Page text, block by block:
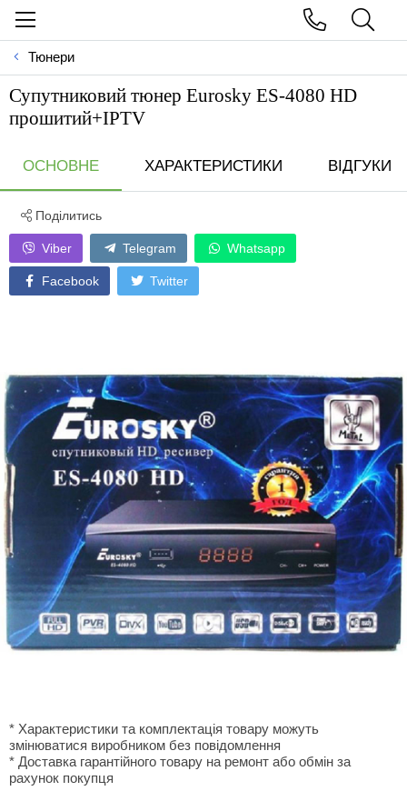
Тюнери
Супутниковий тюнер Eurosky ES-4080 HD
прошитий+IPTV
ОСНОВНЕ ХАРАКТЕРИСТИКИ ВІДГУКИ
Поділитись
Viber Telegram Whatsapp
Facebook Twitter
* Характеристики та комплектація товару можуть
змінюватися виробником без повідомлення
* Доставка гарантiйного товару на ремонт або обмiн за
рахунок покупця